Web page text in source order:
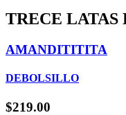
TRECE LATAS
AMANDITITITA
DEBOLSILLO
$219.00